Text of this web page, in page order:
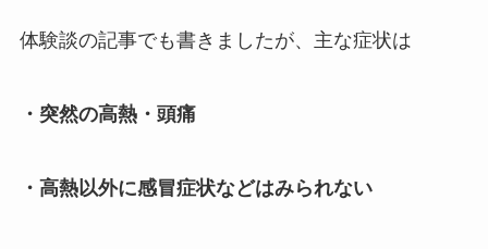
体験談の記事でも書きましたが、主な症状は
・突然の高熱・頭痛
・高熱以外に感冒症状などはみられない